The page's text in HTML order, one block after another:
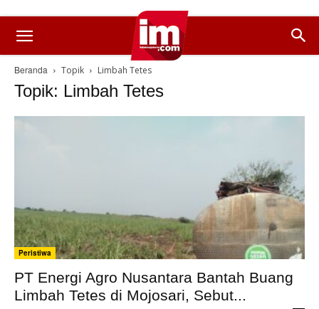
Beranda Topik Limbah Tetes
Topik: Limbah Tetes
Peristiwa
PT Energi Agro Nusantara Bantah Buang
Limbah Tetes di Mojosari, Sebut...